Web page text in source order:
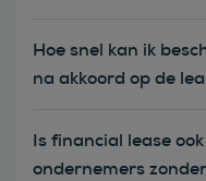
Hoe snel kan ik
na akkoord op de
Is financial lease
ondernemers